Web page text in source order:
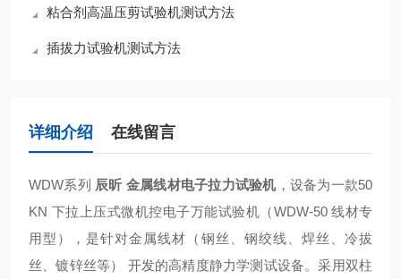
粘合剂高温压剪试验机测试方法
插拔力试验机测试方法
详细介绍 在线留言
WDW系列 辰昕 金属线材电子拉力试验机，设备为一款50
KN 下拉上压式微机控电子万能试验机（WDW-50 线材专
用型），是针对金属线材（钢丝、钢绞线、焊丝、冷拔
丝、镀锌丝等） 开发的高精度静力学测试设备。采用双柱